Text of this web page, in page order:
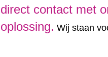
direct contact met
oplossing. Wij staan